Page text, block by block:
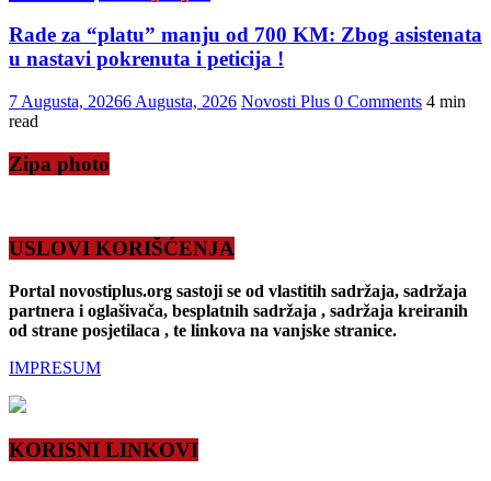
Rade za “platu” manju od 700 KM: Zbog asistenata
u nastavi pokrenuta i peticija !
7 Augusta, 20266 Augusta, 2026 Novosti Plus 0 Comments 4 min
read
Zipa photo
USLOVI KORIŠĆENJA
Portal novostiplus.org sastoji se od vlastitih sadržaja, sadržaja
partnera i oglašivača, besplatnih sadržaja , sadržaja kreiranih
od strane posjetilaca , te linkova na vanjske stranice.
IMPRESUM
KORISNI LINKOVI